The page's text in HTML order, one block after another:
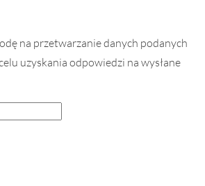
na przetwarzanie danych podanych
uzyskania odpowiedzi na wysłane